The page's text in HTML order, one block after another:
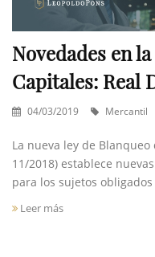
Novedades en
Capitales: Real
04/03/2019 Mercantil
La nueva ley de Blanqueo
11/2018) establece
para los sujetos
Leer más